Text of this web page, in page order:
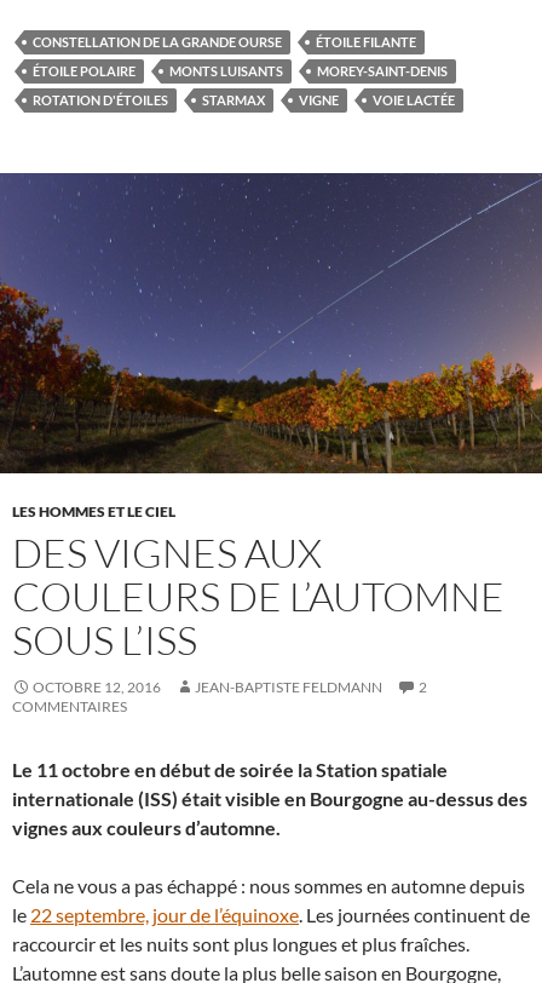
CONSTELLATION DE LA GRANDE OURSE
ÉTOILE FILANTE
ÉTOILE POLAIRE
MONTS LUISANTS
MOREY-SAINT-DENIS
ROTATION D'ÉTOILES
STARMAX VIGNE VOIE LACTÉE
LES HOMMES ET LE CIEL
DES VIGNES AUX
COULEURS DE L’AUTOMNE
SOUS L’ISS
OCTOBRE 12, 2016 JEAN-BAPTISTE FELDMANN
2
COMMENTAIRES
Le 11 octobre en début de soirée la Station spatiale
internationale (ISS) était visible en Bourgogne au-dessus des
vignes aux couleurs d’automne.
Cela ne vous a pas échappé : nous sommes en automne depuis
le 22 septembre, jour de l’équinoxe. Les journées continuent de
raccourcir et les nuits sont plus longues et plus fraîches.
L’automne est sans doute la plus belle saison en Bourgogne,